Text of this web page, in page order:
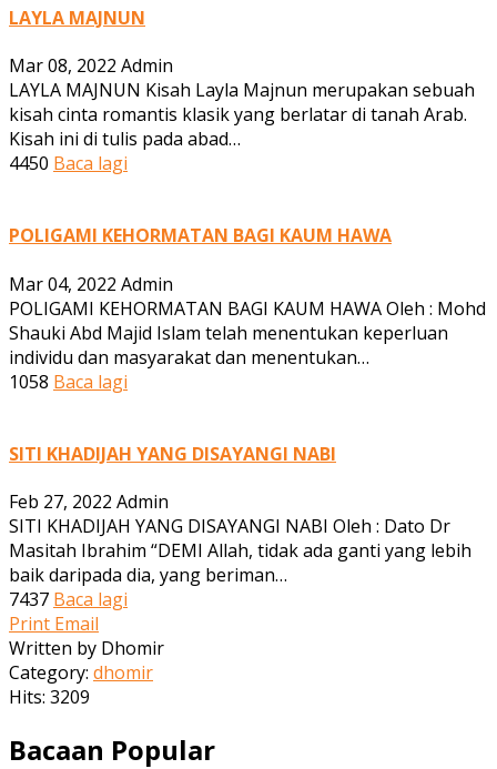
LAYLA MAJNUN
Mar 08, 2022 Admin
LAYLA MAJNUN Kisah Layla Majnun merupakan sebuah
kisah cinta romantis klasik yang berlatar di tanah Arab.
Kisah ini di tulis pada abad…
4450 Baca lagi
POLIGAMI KEHORMATAN BAGI KAUM HAWA
Mar 04, 2022 Admin
POLIGAMI KEHORMATAN BAGI KAUM HAWA Oleh : Mohd
Shauki Abd Majid Islam telah menentukan keperluan
individu dan masyarakat dan menentukan…
1058 Baca lagi
SITI KHADIJAH YANG DISAYANGI NABI
Feb 27, 2022 Admin
SITI KHADIJAH YANG DISAYANGI NABI Oleh : Dato Dr
Masitah Ibrahim “DEMI Allah, tidak ada ganti yang lebih
baik daripada dia, yang beriman…
7437 Baca lagi
Print Email
Written by Dhomir
Category: dhomir
Hits: 3209
Bacaan Popular